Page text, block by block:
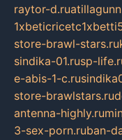
raytor-d.ru
store-brawl-stars.ru
sindika-01.rusp-
e-abis-1-c.ru
store-brawlstars.ru
antenna-highly.ru
3-sex-porn.ruban-